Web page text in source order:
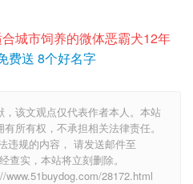
城市饲养的微体恶霸犬12年
费送 8个好名字
该文观点仅代表作者本人。本站
所有权，不承担相关法律责任。
违规的内容， 请发送邮件至
查实，本站将立刻删除。
28172.html